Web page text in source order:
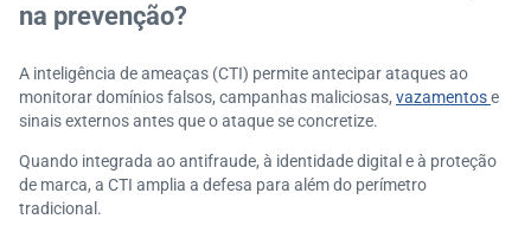
na prevenção?
A inteligência de ameaças (CTI) permite antecipar ataques ao
monitorar domínios falsos, campanhas maliciosas, vazamentose
sinais externos antes que o ataque se concretize.
Quando integrada ao antifraude, à identidade digital e à proteção
de marca, a CTI amplia a defesa para além do perímetro
tradicional.